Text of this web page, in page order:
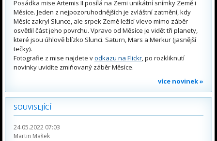
Posádka mise Artemis II posílá na Zemi unikátní snímky Země i
Měsíce. Jeden z nejpozoruhodnějších je zvláštní zatmění, kdy
Měsíc zakryl Slunce, ale srpek Země ležící vlevo mimo záběr
osvětlil část jeho povrchu. Vpravo od Měsíce je vidět tři planety,
které jsou úhlově blízko Slunci. Saturn, Mars a Merkur (jasnější
tečky).
Fotografie z mise najdete vodkazu na Flickr, po rozkliknutí
novinky uvidíte zmiňovaný záběr Měsíce.
více novinek »
SOUVISEJÍCÍ
24.05.2022 07:03
Martin Mašek